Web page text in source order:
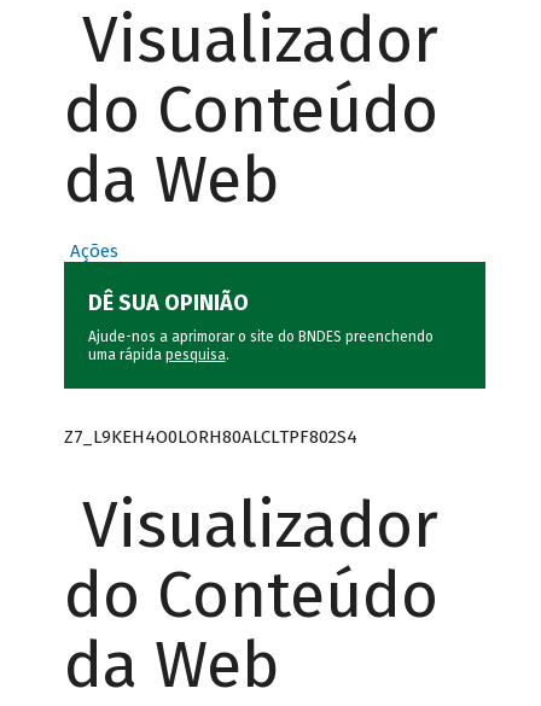
Visualizador
do Conteúdo
da Web
Ações
DÊ SUA OPINIÃO
Ajude-nos a aprimorar o site do BNDES preenchendo
uma rápida pesquisa.
Z7_L9KEH4O0LORH80ALCLTPF802S4
Visualizador
do Conteúdo
da Web